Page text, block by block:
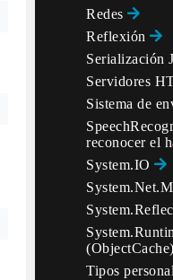
Redes
Reflexión
Serialización
Servidores
Sistema de
reconocer el
System.IO
(ObjectCache)
Tipos